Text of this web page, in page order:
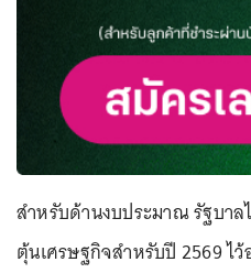
สำหรับด้านงบประมาณ รัฐบา
ตุ้นเศรษฐกิจสำหรับปี 2569 ไ